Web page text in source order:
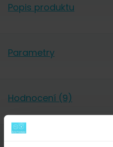
Popis produktu
také naprosto ideální pro
Výrobce u této konvičky
určení na 3 šálky,
milimetrů pod okraj je však
Parametry
Hodnocení (9)